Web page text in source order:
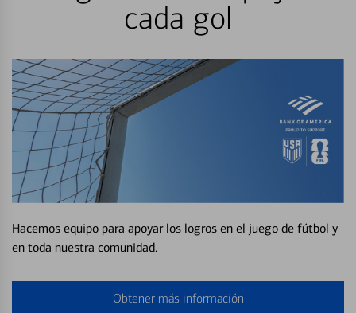
cada gol
Hacemos equipo para apoyar los logros en el juego de fútbol y
en toda nuestra comunidad.
Obtener más información